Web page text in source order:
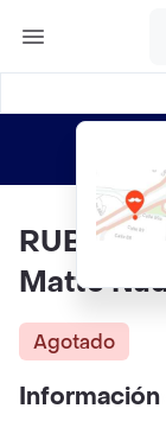
RUBY
Matte
Agotado